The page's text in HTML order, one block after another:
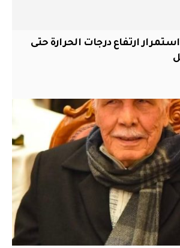
استمرار ارتفاع درجات الحرارة حتى